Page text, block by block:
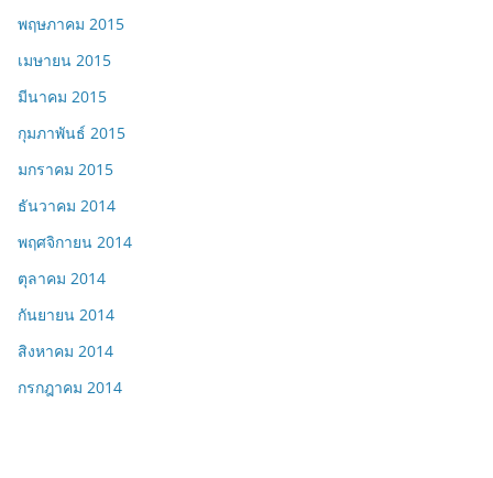
พฤษภาคม 2015
เมษายน 2015
มีนาคม 2015
กุมภาพันธ์ 2015
มกราคม 2015
ธันวาคม 2014
พฤศจิกายน 2014
ตุลาคม 2014
กันยายน 2014
สิงหาคม 2014
กรกฎาคม 2014